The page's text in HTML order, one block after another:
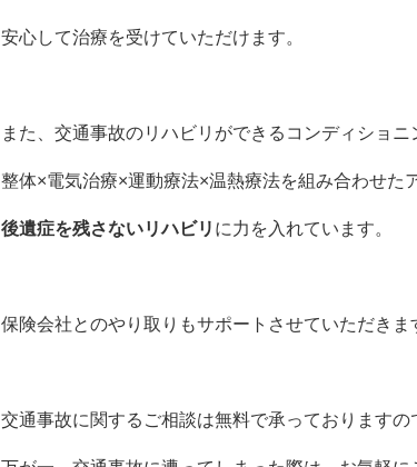
安心して治療を受けていただけます。
また、交通事故のリハビリができるコンディショ
整体×電気治療×運動療法×温熱療法を組み合わせた
後遺症を残さないリハビリ に力を入れています。
保険会社とのやり取りもサポートさせていただきま
交通事故に関するご相談は無料で承っておりますの